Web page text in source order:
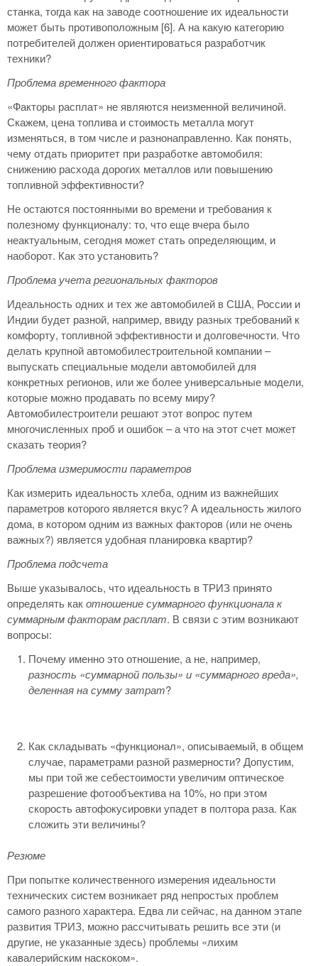
станка, тогда как на заводе соотношение их идеальности
может быть противоположным [6]. А на какую категорию
потребителей должен ориентироваться разработчик
техники?
Проблема временного фактора
«Факторы расплат» не являются неизменной величиной.
Скажем, цена топлива и стоимость металла могут
изменяться, в том числе и разнонаправленно. Как понять,
чему отдать приоритет при разработке автомобиля:
снижению расхода дорогих металлов или повышению
топливной эффективности?
Не остаются постоянными во времени и требования к
полезному функционалу: то, что еще вчера было
неактуальным, сегодня может стать определяющим, и
наоборот. Как это установить?
Проблема учета региональных факторов
Идеальность одних и тех же автомобилей в США, России и
Индии будет разной, например, ввиду разных требований к
комфорту, топливной эффективности и долговечности. Что
делать крупной автомобилестроительной компании –
выпускать специальные модели автомобилей для
конкретных регионов, или же более универсальные модели,
которые можно продавать по всему миру?
Автомобилестроители решают этот вопрос путем
многочисленных проб и ошибок – а что на этот счет может
сказать теория?
Проблема измеримости параметров
Как измерить идеальность хлеба, одним из важнейших
параметров которого является вкус? А идеальность жилого
дома, в котором одним из важных факторов (или не очень
важных?) является удобная планировка квартир?
Проблема подсчета
Выше указывалось, что идеальность в ТРИЗ принято
определять какотношение суммарного функционалак
суммарным факторам расплат. В связи с этим возникают
вопросы:
Почему именно это отношение, а не, например,
разность «суммарной пользы» и «суммарного вреда»,
деленная на сумму затрат?
Как складывать «функционал», описываемый, в общем
случае, параметрами разной размерности? Допустим,
мы при той же себестоимости увеличим оптическое
разрешение фотообъектива на 10%, но при этом
скорость автофокусировки упадет в полтора раза. Как
сложить эти величины?
Резюме
При попытке количественного измерения идеальности
технических систем возникает ряд непростых проблем
самого разного характера. Едва ли сейчас, на данном этапе
развития ТРИЗ, можно рассчитывать решить все эти (и
другие, не указанные здесь) проблемы «лихим
кавалерийским наскоком».